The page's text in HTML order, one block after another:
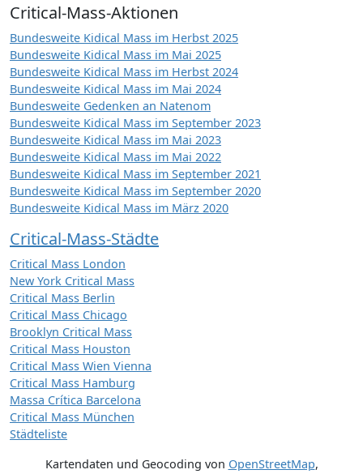
Critical-Mass-Aktionen
Bundesweite Kidical Mass im Herbst 2025
Bundesweite Kidical Mass im Mai 2025
Bundesweite Kidical Mass im Herbst 2024
Bundesweite Kidical Mass im Mai 2024
Bundesweite Gedenken an Natenom
Bundesweite Kidical Mass im September 2023
Bundesweite Kidical Mass im Mai 2023
Bundesweite Kidical Mass im Mai 2022
Bundesweite Kidical Mass im September 2021
Bundesweite Kidical Mass im September 2020
Bundesweite Kidical Mass im März 2020
Critical-Mass-Städte
Critical Mass London
New York Critical Mass
Critical Mass Berlin
Critical Mass Chicago
Brooklyn Critical Mass
Critical Mass Houston
Critical Mass Wien Vienna
Critical Mass Hamburg
Massa Crítica Barcelona
Critical Mass München
Städteliste
Kartendaten und Geocoding von OpenStreetMap,